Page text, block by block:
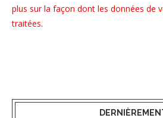
plus sur la façon dont les données de
traitées.